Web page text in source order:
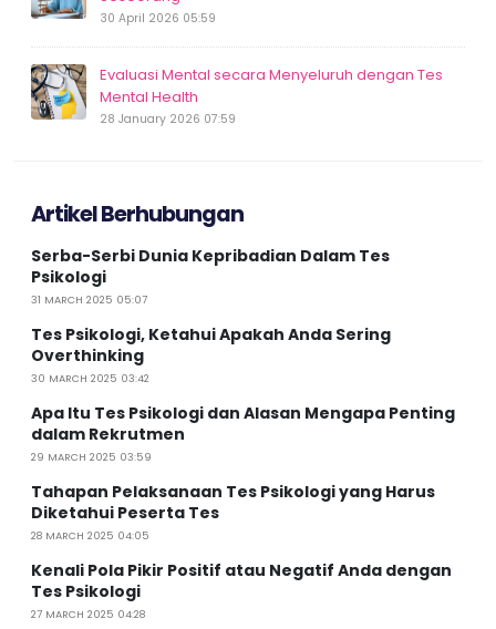
30 April 2026 05:59
Evaluasi Mental secara Menyeluruh dengan Tes
Mental Health
28 January 2026 07:59
Artikel Berhubungan
Serba-Serbi Dunia Kepribadian Dalam Tes
Psikologi
31 MARCH 2025 05:07
Tes Psikologi, Ketahui Apakah Anda Sering
Overthinking
30 MARCH 2025 03:42
Apa Itu Tes Psikologi dan Alasan Mengapa Penting
dalam Rekrutmen
29 MARCH 2025 03:59
Tahapan Pelaksanaan Tes Psikologi yang Harus
Diketahui Peserta Tes
28 MARCH 2025 04:05
Kenali Pola Pikir Positif atau Negatif Anda dengan
Tes Psikologi
27 MARCH 2025 04:28